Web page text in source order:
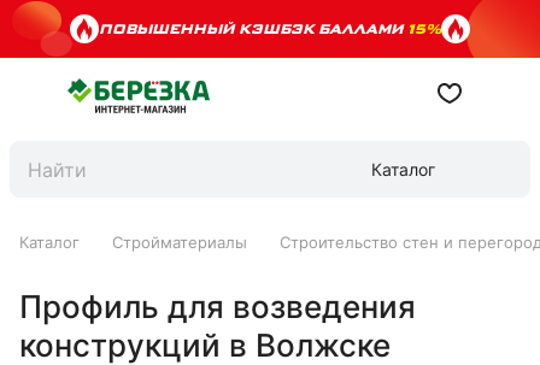
ПОВЫШЕННЫЙ КЭШБЭК БАЛЛАМИ15%
Каталог
Каталог Стройматериалы Строительство стен и
Профиль для возведения
конструкций в Волжске